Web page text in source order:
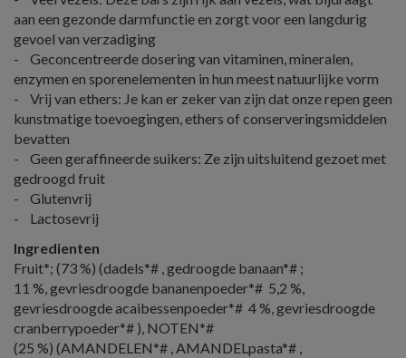
aan een gezonde darmfunctie en zorgt voor een langdurig
gevoel van verzadiging
- Geconcentreerde dosering van vitaminen, mineralen,
enzymen en sporenelementen in hun meest natuurlijke vorm
- Vrij van ethers: Je kan er zeker van zijn dat onze repen geen
kunstmatige toevoegingen, ethers of conserveringsmiddelen
bevatten
- Geen geraffineerde suikers: Ze zijn uitsluitend gezoet met
gedroogd fruit
- Glutenvrij
- Lactosevrij
Ingredienten
Fruit*; (73 %) (dadels*# , gedroogde banaan*# ;
11 %, gevriesdroogde bananenpoeder*# 5,2 %,
gevriesdroogde acaibessenpoeder*# 4 %, gevriesdroogde
cranberrypoeder*# ), NOTEN*#
(25 %) (AMANDELEN*# , AMANDELpasta*# ,